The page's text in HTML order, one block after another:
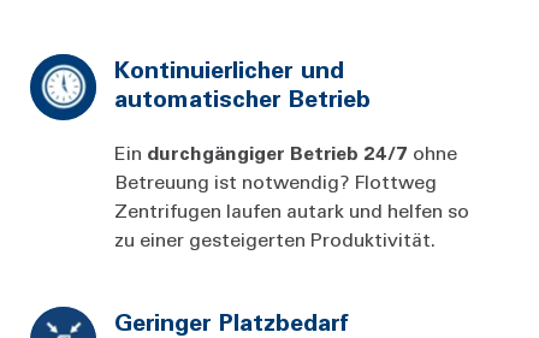
Kontinuierlicher und
automatischer Betrieb
Ein durchgängiger Betrieb 24/7 ohne
Betreuung ist notwendig? Flottweg
Zentrifugen laufen autark und helfen so
zu einer gesteigerten Produktivität.
Geringer Platzbedarf